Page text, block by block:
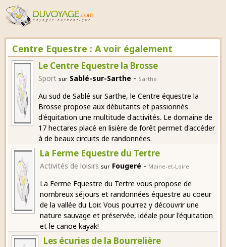
Centre Equestre : A voir également
Le Centre Equestre la Brosse
Sport sur Sablé-sur-Sarthe - Sarthe
Au sud de Sablé sur Sarthe, le Centre équestre la
Brosse propose aux débutants et passionnés
d'équitation une multitude d'activités. Le domaine de
17 hectares placé en lisière de forêt permet d'accéder
à de beaux circuits de randonnées.
La Ferme Equestre du Tertre
Activités de loisirs sur Fougeré - Maine-et-Loire
La Ferme Equestre du Tertre vous propose de
nombreux séjours et randonnées équestre au coeur
de la vallée du Loir. Vous pourrez y découvrir une
nature sauvage et préservée, idéale pour l'équitation
et le canoë kayak!
Les écuries de la Bourrelière